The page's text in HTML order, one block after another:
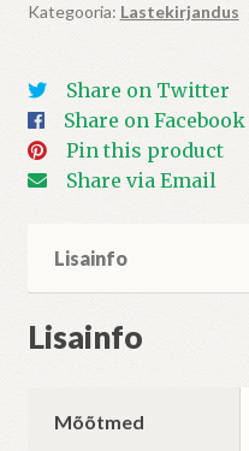
Kategooria: Lastekirjandus
Share on Twitter
Share on Facebook
Pin this product
Share via Email
Lisainfo
Lisainfo
Mõõtmed